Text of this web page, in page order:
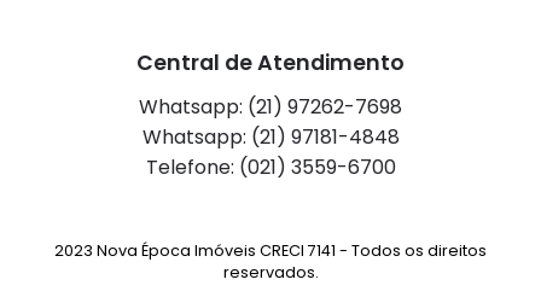
Central de Atendimento
Whatsapp: (21) 97262-7698
Whatsapp: (21) 97181-4848
Telefone: (021) 3559-6700
2023 Nova Época Imóveis CRECI 7141 - Todos os direitos
reservados.